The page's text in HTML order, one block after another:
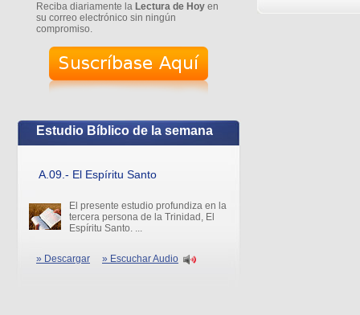
Reciba diariamente la Lectura de Hoy en
su correo electrónico sin ningún
compromiso.
Estudio Bíblico de la semana
A.09.- El Espíritu Santo
El presente estudio profundiza en la
tercera persona de la Trinidad, El
Espíritu Santo. ...
» Descargar » Escuchar Audio